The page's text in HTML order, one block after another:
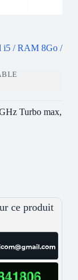
i5 / RAM 8Go /
Turbo max,
ce produit